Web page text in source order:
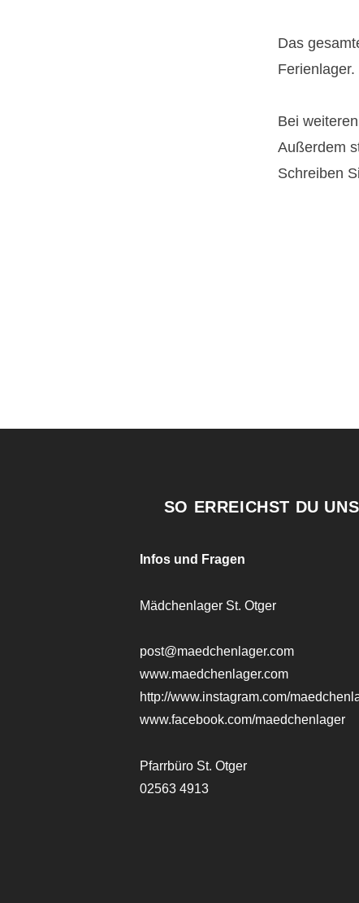
Das
Ferienlager.
Bei
Außerdem
Schreiben
SO ERREICHST DU UNS
Infos und Fragen
Mädchenlager St. Otger
post@maedchenlager.com
www.maedchenlager.com
http://www.instagram.com/
www.facebook.com/maedchenlager
Pfarrbüro St. Otger
02563 4913